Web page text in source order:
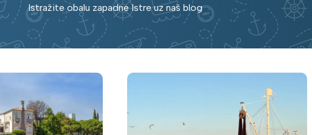
Istražite obalu zapadne Istre uz naš blog